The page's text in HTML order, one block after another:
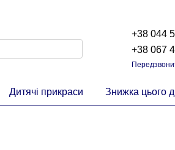
+38 044
+38 067
Дитячі прикраси Знижка цього